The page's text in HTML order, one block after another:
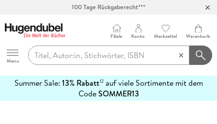
100 Tage Rückgaberecht***
Hugendubel
Menu
Filiale Konto Merkzettel Warenkorb
Summer Sale: 13% Rabatt12auf viele Sortimente mit dem
CodeSOMMER13
erfahren